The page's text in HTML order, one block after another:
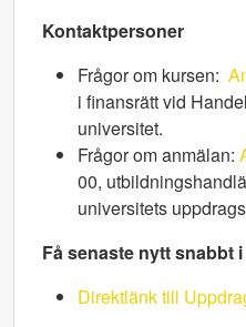
Kontaktpersoner
Frågor om kursen:
i finansrätt vid
universitet.
Frågor om anmälan:
00,
universitets
Få senaste nytt snabbt
Direktlänk till